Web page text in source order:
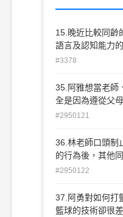
15.晚近比較同齡
語言及認知能力
(如社經地位)獲得
兒童在非語文智
童(C)雙語兒童在
#3378
35.阿雅想當老師
全是因為遵從父
Marcia)的觀點，阿
型統合 (D)早閉型
#2950121
36.林老師口頭制
的行為後，其他
手、後發言」的課
強 (B)替代懲罰
應。
#2950122
37.阿勇對如何打
籃球的技術卻很